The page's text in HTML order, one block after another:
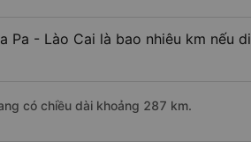
Pa - Lào Cai là bao nhiêu km nếu di
có chiều dài khoảng 287 km.